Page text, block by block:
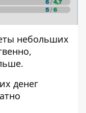
небольших
денег